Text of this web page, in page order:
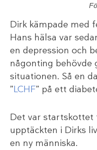
Dirk kämpade med
Hans hälsa var
en depression och
någonting
situationen. Så en
”LCHF” på ett
Det var startskottet
upptäckten i Dirks
en ny människa.